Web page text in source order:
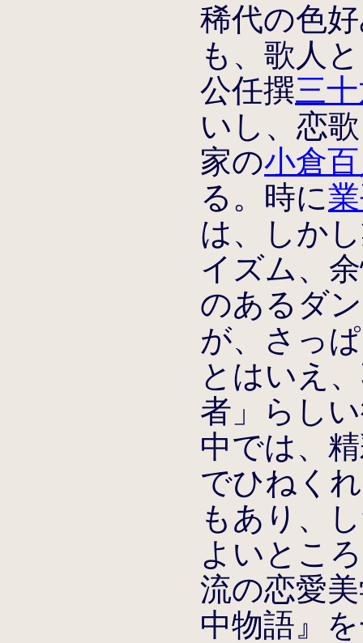
稀代の色
も、歌人
公任撰三
いし、恋
家の小倉
る。時に
は、しか
イズム、
のあるダ
が、さっ
とはいえ
者」らし
中では、
でひねく
もあり、
よいとこ
流の恋愛
中物語』